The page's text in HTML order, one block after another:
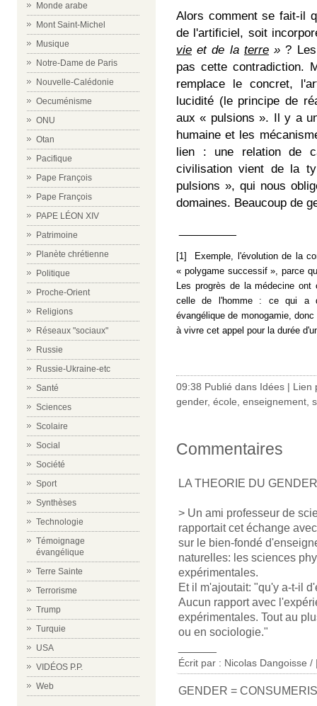
Monde arabe
Mont Saint-Michel
Musique
Notre-Dame de Paris
Nouvelle-Calédonie
Oecuménisme
ONU
Otan
Pacifique
Pape François
Pape François
PAPE LÉON XIV
Patrimoine
Planète chrétienne
Politique
Proche-Orient
Religions
Réseaux "sociaux"
Russie
Russie-Ukraine-etc
Santé
Sciences
Scolaire
Social
Société
Sport
Synthèses
Technologie
Témoignage
évangélique
Terre Sainte
Terrorisme
Trump
Turquie
USA
VIDÉOS P.P.
Web
Alors comment se fait-il
de l'artificiel, soit
vie et de la terre» ?
pas cette contradiction.
remplace le concret,
lucidité (le principe de
aux « pulsions ». Il y a
humaine et les
lien : une relation de
civilisation vient de la
pulsions », qui nous
domaines. Beaucoup de
[1] Exemple, l'évolution de la
« polygame successif », parce
Les progrès de la médecine
celle de l'homme : ce qui a
évangélique de monogamie,
à vivre cet appel pour la durée
09:38 Publié dans Idées | Lien
gender, école enseignement
Commentaires
LA THEORIE DU
> Un ami professeur de
rapportait cet échange
sur le bien-fondé
naturelles: les sciences
expérimentales.
Et il m'ajoutait: "qu'y a-t-il
Aucun rapport avec
expérimentales. Tout au
ou en sociologie."
Écrit par : Nicolas Dangoisse /
GENDER =